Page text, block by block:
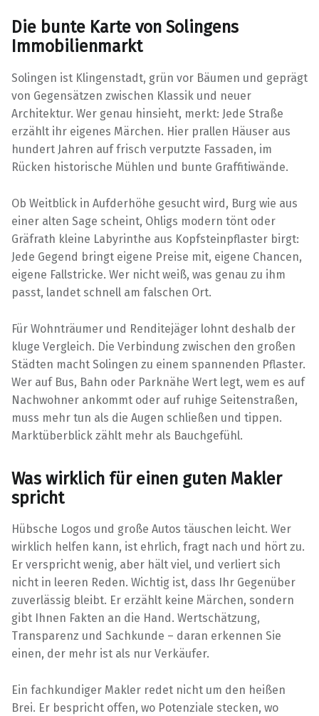
Die bunte Karte von Solingens
Immobilienmarkt
Solingen ist Klingenstadt, grün vor Bäumen und geprägt
von Gegensätzen zwischen Klassik und neuer
Architektur. Wer genau hinsieht, merkt: Jede Straße
erzählt ihr eigenes Märchen. Hier prallen Häuser aus
hundert Jahren auf frisch verputzte Fassaden, im
Rücken historische Mühlen und bunte Graffitiwände.
Ob Weitblick in Aufderhöhe gesucht wird, Burg wie aus
einer alten Sage scheint, Ohligs modern tönt oder
Gräfrath kleine Labyrinthe aus Kopfsteinpflaster birgt:
Jede Gegend bringt eigene Preise mit, eigene Chancen,
eigene Fallstricke. Wer nicht weiß, was genau zu ihm
passt, landet schnell am falschen Ort.
Für Wohnträumer und Renditejäger lohnt deshalb der
kluge Vergleich. Die Verbindung zwischen den großen
Städten macht Solingen zu einem spannenden Pflaster.
Wer auf Bus, Bahn oder Parknähe Wert legt, wem es auf
Nachwohner ankommt oder auf ruhige Seitenstraßen,
muss mehr tun als die Augen schließen und tippen.
Marktüberblick zählt mehr als Bauchgefühl.
Was wirklich für einen guten Makler
spricht
Hübsche Logos und große Autos täuschen leicht. Wer
wirklich helfen kann, ist ehrlich, fragt nach und hört zu.
Er verspricht wenig, aber hält viel, und verliert sich
nicht in leeren Reden. Wichtig ist, dass Ihr Gegenüber
zuverlässig bleibt. Er erzählt keine Märchen, sondern
gibt Ihnen Fakten an die Hand. Wertschätzung,
Transparenz und Sachkunde – daran erkennen Sie
einen, der mehr ist als nur Verkäufer.
Ein fachkundiger Makler redet nicht um den heißen
Brei. Er bespricht offen, wo Potenziale stecken, wo